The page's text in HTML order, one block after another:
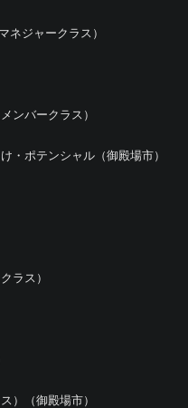
ネジャークラス）
ンバークラス）
・ポテンシャル（御殿場市）
ラス）
）（御殿場市）